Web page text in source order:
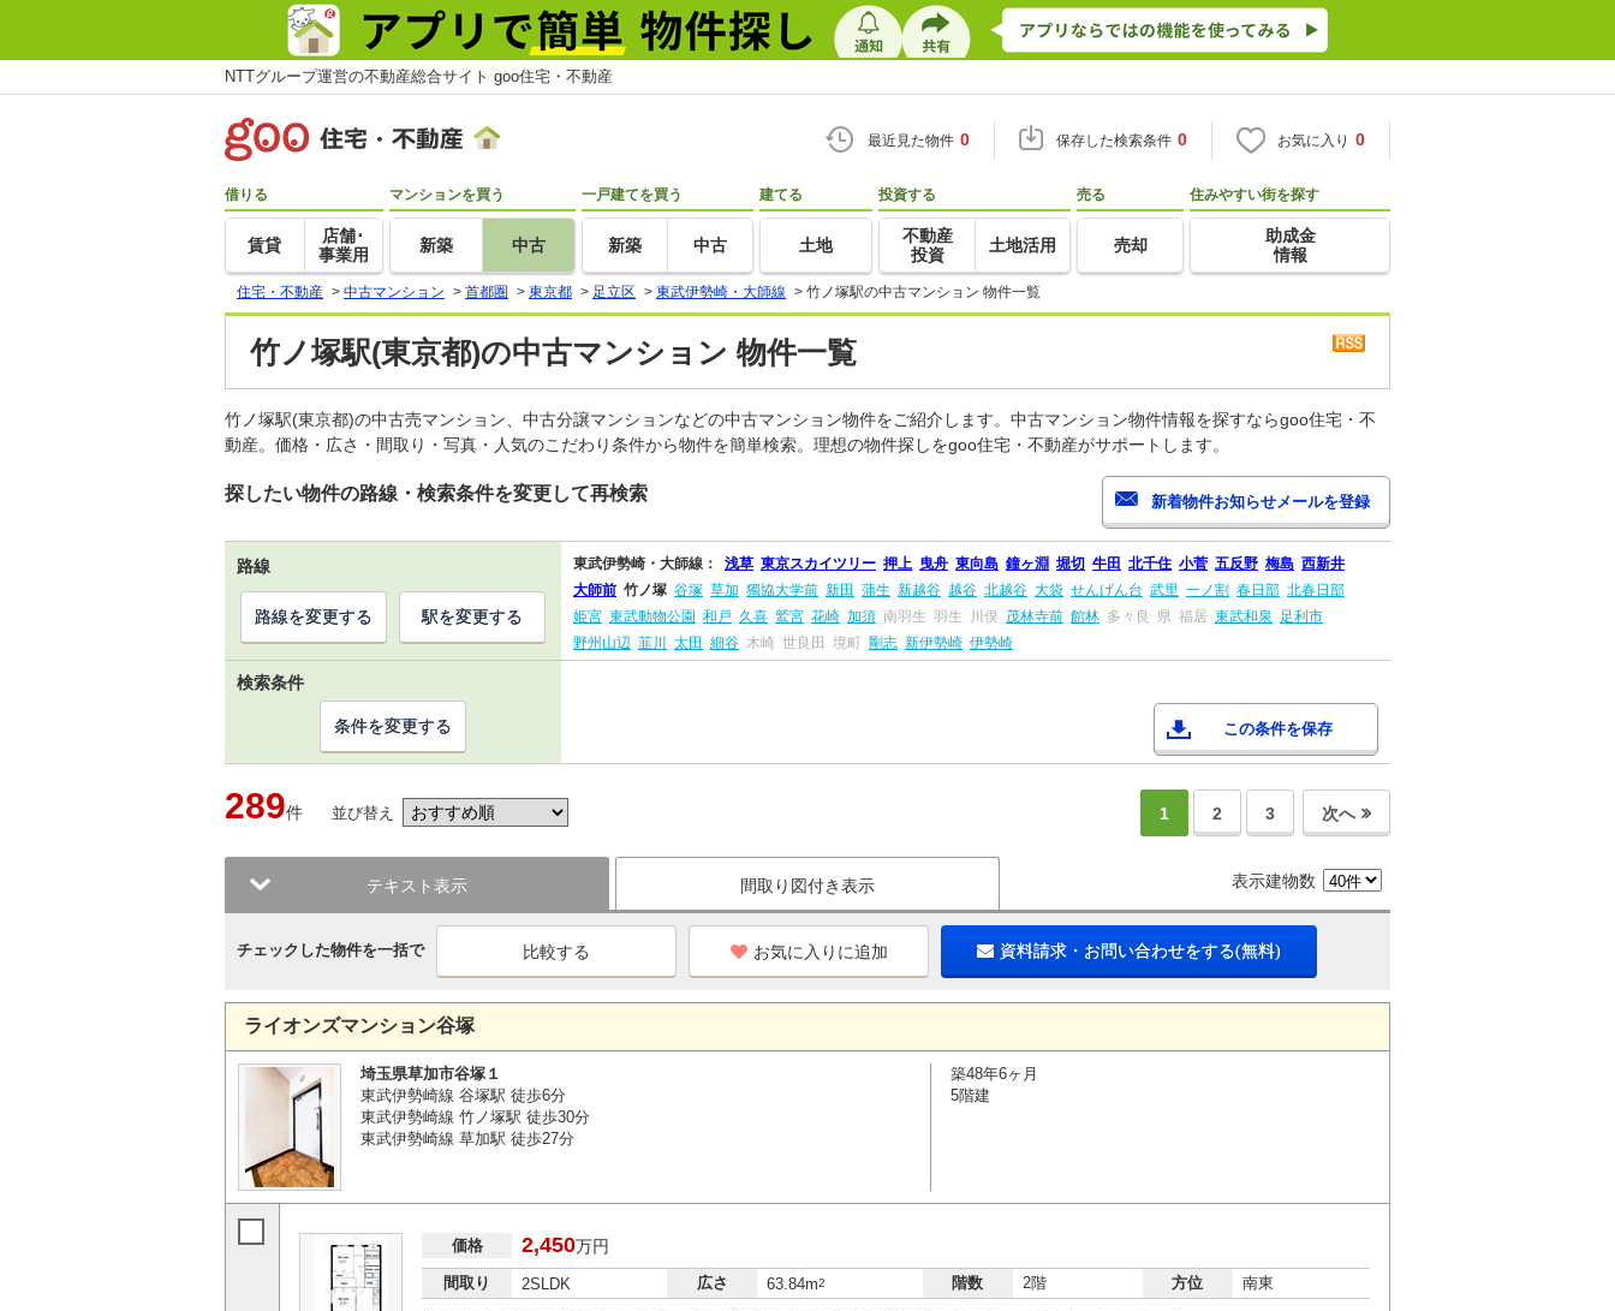
NTTグループ運営の不動産総合サイト goo住宅・不動産
最近見た物件 0 保存した検索条件 0 お気に入り 0
借りる
賃貸
店舗･
事業用
マンションを買う
新築 中古
一戸建てを買う
新築 中古
建てる
土地
投資する
不動産
投資
土地活用
売る
売却
住みやすい街を探す
助成金
情報
住宅・不動産 > 中古マンション > 首都圏 > 東京都 > 足立区 > 東武伊勢崎・大師線 > 竹ノ塚駅の中古マンション 物件一覧
竹ノ塚駅(東京都)の中古マンション 物件一覧
竹ノ塚駅(東京都)の中古売マンション、中古分譲マンションなどの中古マンション物件をご紹介します。中古マンション物件情報を探すならgoo住宅・不
動産。価格・広さ・間取り・写真・人気のこだわり条件から物件を簡単検索。理想の物件探しをgoo住宅・不動産がサポートします。
探したい物件の路線・検索条件を変更して再検索
路線 東武伊勢崎・大師線： 浅草 東京スカイツリー 押上 曳舟 東向島 鐘ヶ淵 堀切 牛田 北千住 小菅 五反野 梅島 西新井
大師前 竹ノ塚 谷塚 草加 獨協大学前 新田 蒲生 新越谷 越谷 北越谷 大袋 せんげん台 武里 一ノ割 春日部 北春日部
姫宮 東武動物公園 和戸 久喜 鷲宮 花崎 加須 南羽生 羽生 川俣 茂林寺前 館林 多々良 県 福居 東武和泉 足利市
野州山辺 韮川 太田 細谷 木崎 世良田 境町 剛志 新伊勢崎 伊勢崎
路線を変更する 駅を変更する
検索条件
この条件を保存
条件を変更する
289件 並び替え 1 2 3 次へ
テキスト表示 間取り図付き表示 表示建物数
チェックした物件を一括で お気に入りに追加 資料請求・お問い合わせをする(無料)
ライオンズマンション谷塚
埼玉県草加市谷塚１
東武伊勢崎線 谷塚駅 徒歩6分
東武伊勢崎線 竹ノ塚駅 徒歩30分
東武伊勢崎線 草加駅 徒歩27分
築48年6ヶ月
5階建
価格 2,450万円
間取り 2SLDK 広さ 63.84m2 階数 2階 方位 南東